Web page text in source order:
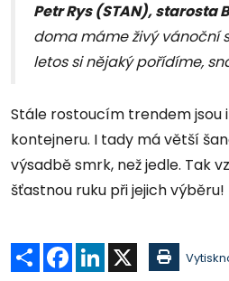
Petr Rys (STAN), starosta
doma máme živý vánoční
letos si nějaký pořídíme,
Stále rostoucím trendem jsou
kontejneru. I tady má větší
výsadbě smrk, než jedle. Tak
šťastnou ruku při jejich výběru!
Sdílet Facebook
LinkedIn